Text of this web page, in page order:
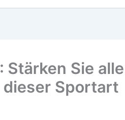
Sie alle
Sportart